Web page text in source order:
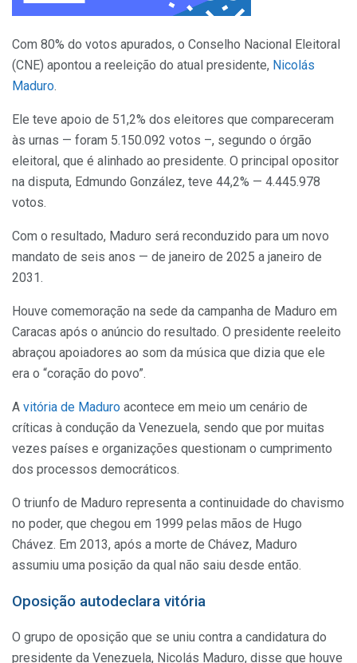
Com 80% do votos apurados, o Conselho Nacional Eleitoral
(CNE) apontou a reeleição do atual presidente, Nicolás
Maduro.
Ele teve apoio de 51,2% dos eleitores que compareceram
às urnas — foram 5.150.092 votos –, segundo o órgão
eleitoral, que é alinhado ao presidente. O principal opositor
na disputa, Edmundo González, teve 44,2% — 4.445.978
votos.
Com o resultado, Maduro será reconduzido para um novo
mandato de seis anos — de janeiro de 2025 a janeiro de
2031.
Houve comemoração na sede da campanha de Maduro em
Caracas após o anúncio do resultado. O presidente reeleito
abraçou apoiadores ao som da música que dizia que ele
era o “coração do povo”.
A vitória de Maduro acontece em meio um cenário de
críticas à condução da Venezuela, sendo que por muitas
vezes países e organizações questionam o cumprimento
dos processos democráticos.
O triunfo de Maduro representa a continuidade do chavismo
no poder, que chegou em 1999 pelas mãos de Hugo
Chávez. Em 2013, após a morte de Chávez, Maduro
assumiu uma posição da qual não saiu desde então.
Oposição autodeclara vitória
O grupo de oposição que se uniu contra a candidatura do
presidente da Venezuela, Nicolás Maduro, disse que houve